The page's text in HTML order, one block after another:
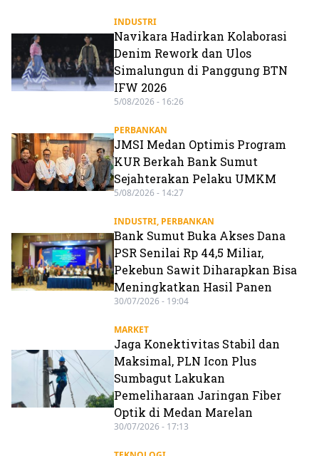
INDUSTRI
Navikara Hadirkan Kolaborasi
Denim Rework dan Ulos
Simalungun di Panggung BTN
IFW 2026
5/08/2026 - 16:26
PERBANKAN
JMSI Medan Optimis Program
KUR Berkah Bank Sumut
Sejahterakan Pelaku UMKM
5/08/2026 - 14:27
INDUSTRI, PERBANKAN
Bank Sumut Buka Akses Dana
PSR Senilai Rp 44,5 Miliar,
Pekebun Sawit Diharapkan Bisa
Meningkatkan Hasil Panen
30/07/2026 - 19:04
MARKET
Jaga Konektivitas Stabil dan
Maksimal, PLN Icon Plus
Sumbagut Lakukan
Pemeliharaan Jaringan Fiber
Optik di Medan Marelan
30/07/2026 - 17:13